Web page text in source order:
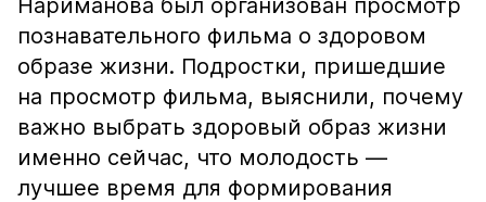
Нариманова был организован просмотр
познавательного фильма о здоровом
образе жизни. Подростки, пришедшие
на просмотр фильма, выяснили, почему
важно выбрать здоровый образ жизни
именно сейчас, что молодость —
лучшее время для формирования